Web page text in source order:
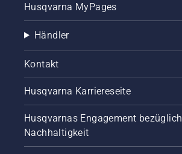
Husqvarna MyPages
Händler
Kontakt
Husqvarna Karriereseite
Husqvarnas Engagement bezüglich
Nachhaltigkeit